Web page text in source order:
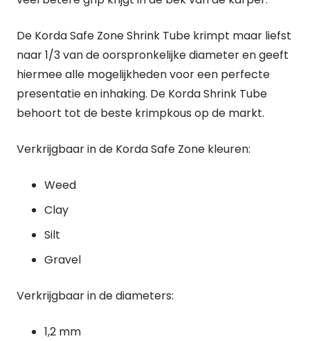
De Korda Safe Zone Shrink Tube krimpt maar liefst
naar 1/3 van de oorspronkelijke diameter en geeft
hiermee alle mogelijkheden voor een perfecte
presentatie en inhaking. De Korda Shrink Tube
behoort tot de beste krimpkous op de markt.
Verkrijgbaar in de Korda Safe Zone kleuren:
Weed
Clay
Silt
Gravel
Verkrijgbaar in de diameters:
1,2 mm